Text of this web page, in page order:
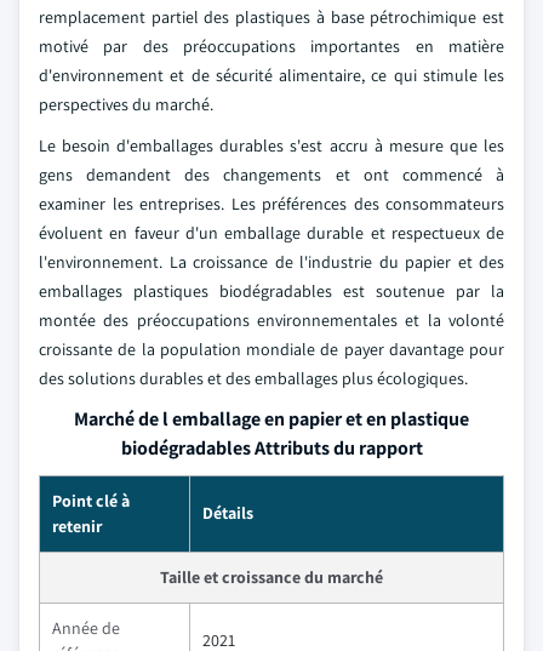
remplacement partiel des plastiques à base pétrochimique est
motivé par des préoccupations importantes en matière
d'environnement et de sécurité alimentaire, ce qui stimule les
perspectives du marché.
Le besoin d'emballages durables s'est accru à mesure que les
gens demandent des changements et ont commencé à
examiner les entreprises. Les préférences des consommateurs
évoluent en faveur d'un emballage durable et respectueux de
l'environnement. La croissance de l'industrie du papier et des
emballages plastiques biodégradables est soutenue par la
montée des préoccupations environnementales et la volonté
croissante de la population mondiale de payer davantage pour
des solutions durables et des emballages plus écologiques.
Marché de l emballage en papier et en plastique
biodégradables Attributs du rapport
Point clé à
retenir
Détails
Taille et croissance du marché
Année de
2021